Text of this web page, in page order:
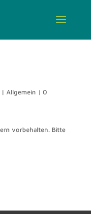
| Allgemein | 0
vorbehalten. Bitte